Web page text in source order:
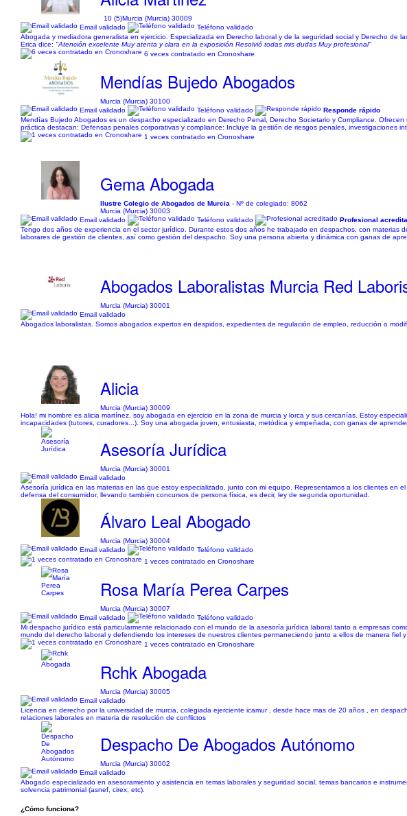
10 (5)Murcia (Murcia) 30009
Email validado
Teléfono validado
Abogada y mediadora generalista en ejercicio. Especializada en Derecho laboral y de la seguridad social y Derecho de
Erica dice: "Atención excelente Muy atenta y clara en la exposición Resolvió todas mis dudas Muy profesional"
6 veces contratado en Cronoshare
Mendías Bujedo Abogados
Murcia (Murcia) 30100
Email validado
Teléfono validado
Responde rápido
Mendías Bujedo Abogados es un despacho especializado en Derecho Penal, Derecho Societario y Compliance.
práctica destacan: Defensas penales corporativas y compliance: Incluye la gestión de riesgos penales, investigaciones
1 veces contratado en Cronoshare
Gema Abogada
Ilustre Colegio de Abogados de Murcia - Nº de colegiado: 8062
Murcia (Murcia) 30003
Email validado
Teléfono validado
Profesional
Tengo dos años de experiencia en el sector jurídico. Durante estos dos años he trabajado en despachos, con materias
laborares de gestión de clientes, así como gestión del despacho. Soy una persona abierta y dinámica con ganas de
Abogados Laboralistas Murcia Red
Murcia (Murcia) 30001
Email validado
Abogados laboralistas. Somos abogados expertos en despidos, expedientes de regulación de empleo, reducción o
Alicia
Murcia (Murcia) 30009
Hola! mi nombre es alicia martínez, soy abogada en ejercicio en la zona de murcia y lorca y sus cercanías. Estoy
incapacidades (tutores, curadores...). Soy una abogada joven, entusiasta, metódica y empeñada, con ganas de
Asesoría Jurídica
Murcia (Murcia) 30001
Email validado
Asesoría jurídica en las materias en las que estoy especializado, junto con mi equipo. Representamos a los clientes en
defensa del consumidor, llevando también concursos de persona física, es decir, ley de segunda oportunidad.
Álvaro Leal Abogado
Murcia (Murcia) 30004
Email validado
Teléfono validado
1 veces contratado en Cronoshare
Rosa María Perea Carpes
Murcia (Murcia) 30007
Email validado
Teléfono validado
Mi despacho jurídico está particularmente relacionado con el mundo de la asesoría jurídica laboral tanto a empresas
mundo del derecho laboral y defendiendo los intereses de nuestros clientes permaneciendo junto a ellos de manera fiel
1 veces contratado en Cronoshare
Rchk Abogada
Murcia (Murcia) 30005
Email validado
Licencia en derecho por la universidad de murcia, colegiada ejerciente icamur , desde hace mas de 20 años , en
relaciones laborales en materia de resolución de conflictos
Despacho De Abogados Autónomo
Murcia (Murcia) 30002
Email validado
Abogado especializado en asesoramiento y asistencia en temas laborales y seguridad social, temas bancarios e
solvencia patrimonial (asnef, cirex, etc).
¿Cómo funciona?